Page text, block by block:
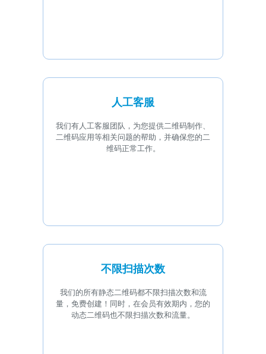
人工客服
我们有人工客服团队，为您提供二维码制作、
二维码应用等相关问题的帮助，并确保您的二
维码正常工作。
不限扫描次数
我们的所有静态二维码都不限扫描次数和流
量，免费创建！同时，在会员有效期内，您的
动态二维码也不限扫描次数和流量。